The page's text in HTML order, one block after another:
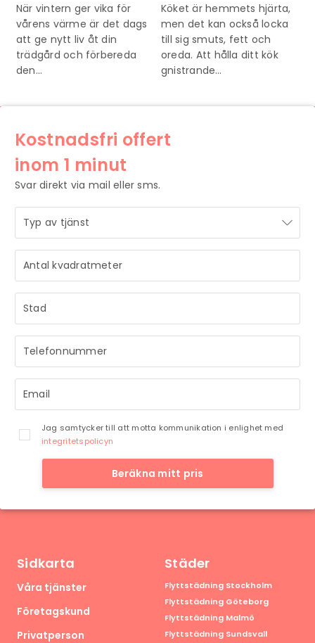
När vintern ger vika för
vårens värme är det dags
att ge nytt liv åt din
trädgård och förbereda
den…
Köket är hemmets hjärta,
men det kan också locka
till sig smuts, fett och
oreda. Att hålla ditt kök
gnistrande…
STRÅLANDE!
Ditt meddelande är mottaget och vi återkommer till dig
så snart vi har möjlighet.
Kostnadsfri offert
inom 1 minut
Svar direkt via mail eller sms.
Jag samtycker till att motta kommunikation i enlighet med
integritetspolicyn
Beräkna mitt pris
Sidkarta
Våra tjänster
Företagskund
Privatperson
Städer
Flyttstädning Stockholm
Flyttstädning Göteborg
Flyttstädning Malmö
Flyttstädning Sundsvall